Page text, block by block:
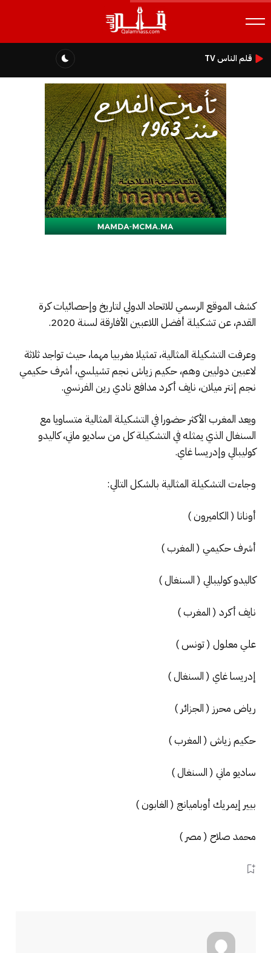
قلم الناس TV
كشف الموقع الرسمي للاتحاد الدولي لتاريخ وإحصائيات كرة
القدم، عن تشكيلة أفضل اللاعبين الأفارقة لسنة 2020.
وعرفت التشكيلة المثالية، تمثيلا مغربيا مهما، حيث تواجد ثلاثة
لاعبين دوليين وهم، حكيم زياش نجم تشيلسي، أشرف حكيمي
نجم إنتر ميلان، نايف أكرد مدافع نادي رين الفرنسي.
ويعد المغرب الأكثر حضورا في التشكيلة المثالية متساويا مع
السنغال الذي يمثله في التشكيلة كل من ساديو ماني، كاليدو
كوليبالي وإدريسا غاي.
وجاءت التشكيلة المثالية بالشكل التالي:
أونانا ( الكاميرون )
أشرف حكيمي ( المغرب )
كاليدو كوليبالي ( السنغال )
نايف أكرد ( المغرب )
علي معلول ( تونس )
إدريسا غاي ( السنغال )
رياض محرز ( الجزائر )
حكيم زياش ( المغرب )
ساديو ماني ( السنغال )
بيير إيمريك أوباميانج ( الغابون )
محمد صلاح ( مصر )